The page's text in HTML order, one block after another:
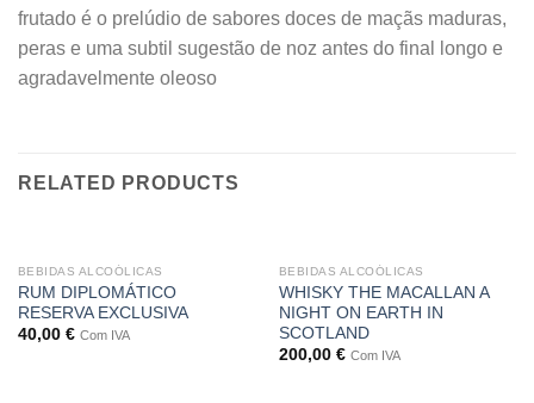
frutado é o prelúdio de sabores doces de maçãs maduras,
peras e uma subtil sugestão de noz antes do final longo e
agradavelmente oleoso
RELATED PRODUCTS
BEBIDAS ALCOÓLICAS
RUM DIPLOMÁTICO
RESERVA EXCLUSIVA
40,00 € Com IVA
BEBIDAS ALCOÓLICAS
WHISKY THE MACALLAN A
NIGHT ON EARTH IN
SCOTLAND
200,00 € Com IVA